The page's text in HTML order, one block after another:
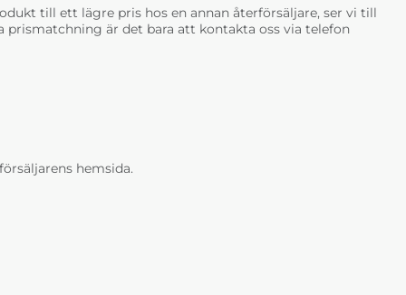
till ett lägre pris hos en annan återförsäljare, ser vi till
är det bara att kontakta oss via telefon
hemsida.